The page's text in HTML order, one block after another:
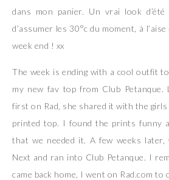
dans mon panier. Un vrai look
d’assumer les 30°c du moment, à
week end ! xx
The week is ending with a cool outfit
my new fav top from Club Petanque.
first on Rad, she shared it with the
printed top. I found the prints funny
that we needed it. A few weeks later,
Next and ran into Club Petanque. I
came back home, I went on Rad.com